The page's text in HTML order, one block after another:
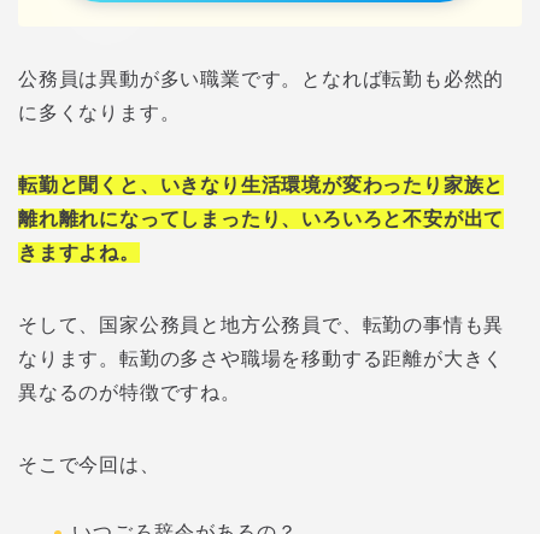
公務員は異動が多い職業です。となれば転勤も必然的
に多くなります。
転勤と聞くと、いきなり生活環境が変わったり家族と
離れ離れになってしまったり、いろいろと不安が出て
きますよね。
そして、国家公務員と地方公務員で、転勤の事情も異
なります。転勤の多さや職場を移動する距離が大きく
異なるのが特徴ですね。
そこで今回は、